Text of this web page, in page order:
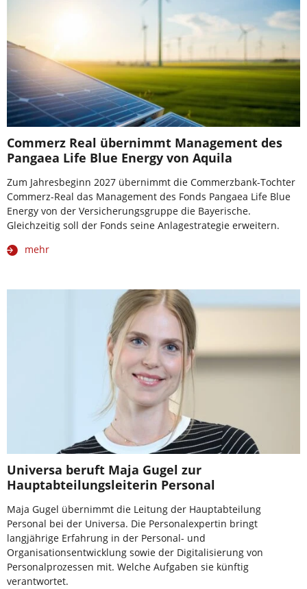
Commerz Real übernimmt Management des
Pangaea Life Blue Energy von Aquila
Zum Jahresbeginn 2027 übernimmt die Commerzbank-Tochter
Commerz-Real das Management des Fonds Pangaea Life Blue
Energy von der Versicherungsgruppe die Bayerische.
Gleichzeitig soll der Fonds seine Anlagestrategie erweitern.
mehr
Universa beruft Maja Gugel zur
Hauptabteilungsleiterin Personal
Maja Gugel übernimmt die Leitung der Hauptabteilung
Personal bei der Universa. Die Personalexpertin bringt
langjährige Erfahrung in der Personal- und
Organisationsentwicklung sowie der Digitalisierung von
Personalprozessen mit. Welche Aufgaben sie künftig
verantwortet.